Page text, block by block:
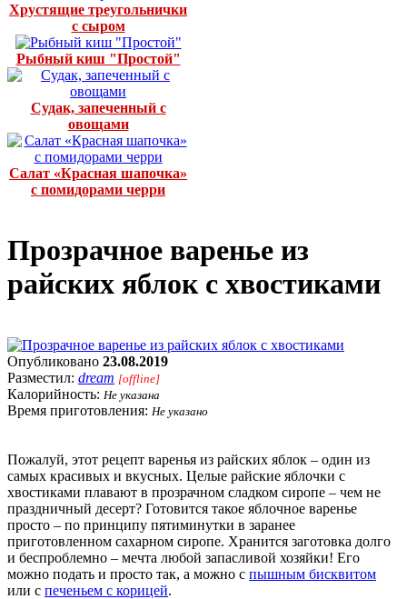
Хрустящие треугольнички
с сыром
Рыбный киш "Простой"
Судак, запеченный с
овощами
Салат «Красная шапочка»
с помидорами черри
Прозрачное варенье из
райских яблок с хвостиками
Опубликовано 23.08.2019
Разместил: dream [offline]
Калорийность: Не указана
Время приготовления: Не указано
Пожалуй, этот рецепт варенья из райских яблок – один из
самых красивых и вкусных. Целые райские яблочки с
хвостиками плавают в прозрачном сладком сиропе – чем не
праздничный десерт? Готовится такое яблочное варенье
просто – по принципу пятиминутки в заранее
приготовленном сахарном сиропе. Хранится заготовка долго
и беспроблемно – мечта любой запасливой хозяйки! Его
можно подать и просто так, а можно с пышным бисквитом
или с печеньем с корицей.